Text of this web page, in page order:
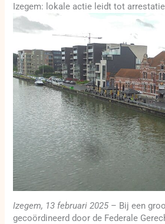
Izegem: lokale actie leidt tot
Izegem, 13 februari 2025– Bij een
gecoördineerd door de Federale